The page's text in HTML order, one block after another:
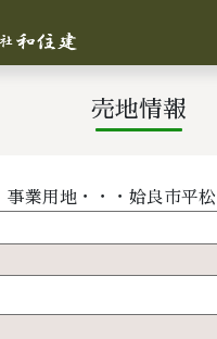
売地情報
事業用地・・・姶良市平松